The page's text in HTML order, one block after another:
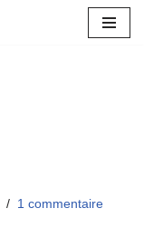
1 commentaire